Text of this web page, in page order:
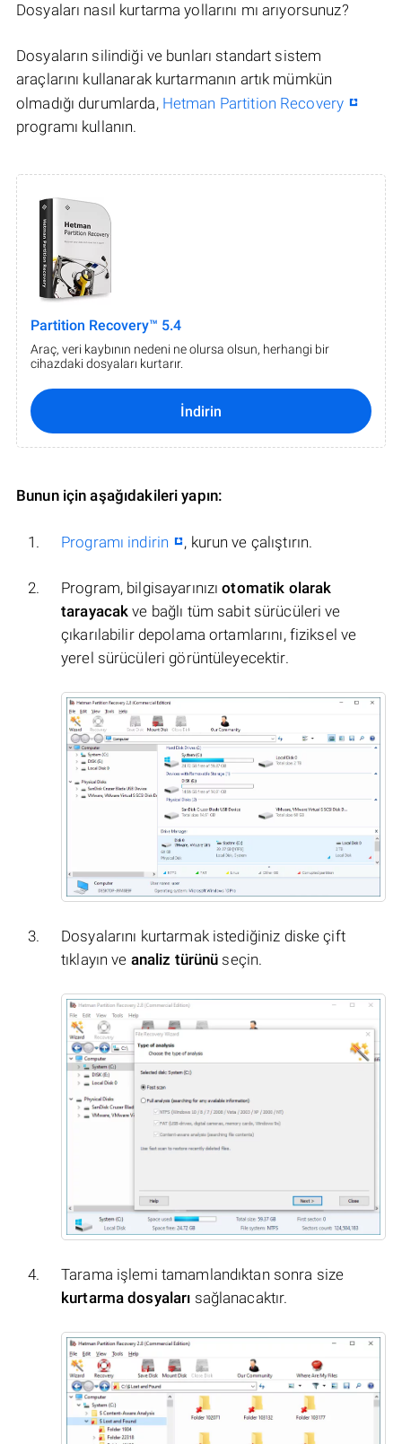
Dosyaları nasıl kurtarma yollarını mı arıyorsunuz?
Dosyaların silindiği ve bunları standart sistem
araçlarını kullanarak kurtarmanın artık mümkün
olmadığı durumlarda, Hetman Partition Recovery
programı kullanın.
Partition Recovery™ 5.4
Araç, veri kaybının nedeni ne olursa olsun, herhangi bir
cihazdaki dosyaları kurtarır.
İndirin
Bunun için aşağıdakileri yapın:
Programı indirin , kurun ve çalıştırın.
Program, bilgisayarınızıotomatik olarak
tarayacak ve bağlı tüm sabit sürücüleri ve
çıkarılabilir depolama ortamlarını, fiziksel ve
yerel sürücüleri görüntüleyecektir.
Dosyalarını kurtarmak istediğiniz diske çift
tıklayın ve analiz türünü seçin.
Tarama işlemi tamamlandıktan sonra size
kurtarma dosyaları sağlanacaktır.